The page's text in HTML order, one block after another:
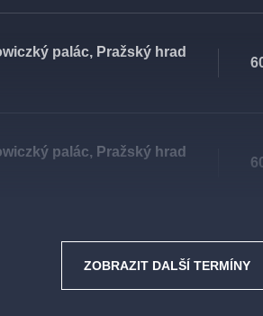
palác, Pražský hrad
palác, Pražský hrad
ZOBRAZIT DALŠÍ TERMÍNY